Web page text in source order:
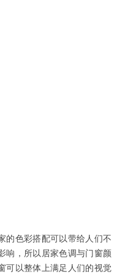
的色彩搭配可以带给人们不
响，所以居家色调与门窗颜
可以整体上满足人们的视觉